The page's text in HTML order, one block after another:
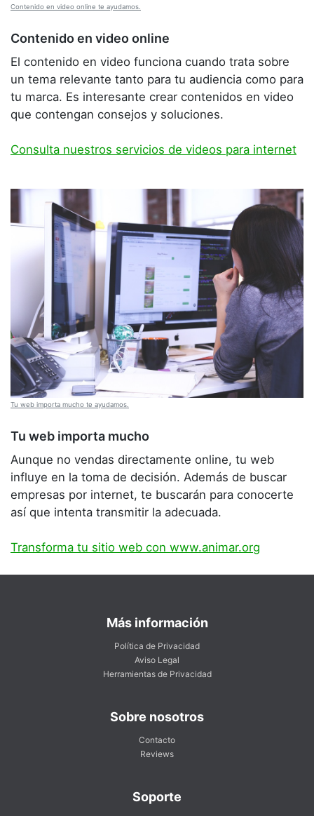
Contenido en video online te ayudamos.
Contenido en video online
El contenido en video funciona cuando trata sobre
un tema relevante tanto para tu audiencia como para
tu marca. Es interesante crear contenidos en video
que contengan consejos y soluciones.
Consulta nuestros servicios de videos para internet
Tu web importa mucho te ayudamos.
Tu web importa mucho
Aunque no vendas directamente online, tu web
influye en la toma de decisión. Además de buscar
empresas por internet, te buscarán para conocerte
así que intenta transmitir la adecuada.
Transforma tu sitio web con www.animar.org
Más información
Política de Privacidad
Aviso Legal
Herramientas de Privacidad
Sobre nosotros
Contacto
Reviews
Soporte